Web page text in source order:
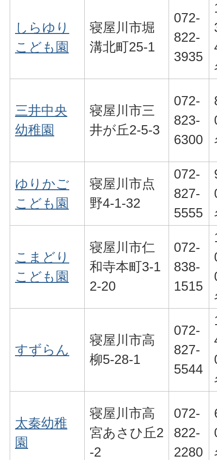
しらゆり
こども園
寝屋川市堀
溝北町25-1
072-
822-
3935
三井中央
幼稚園
寝屋川市三
井が丘2-5-3
072-
823-
6300
ゆりかご
こども園
寝屋川市点
野4-1-32
072-
827-
5555
こまどり
こども園
寝屋川市仁
和寺本町3-1
2-20
072-
838-
1515
すずらん
寝屋川市高
柳5-28-1
072-
827-
5544
太秦幼稚
園
寝屋川市高
宮あさひ丘2
-2
072-
822-
2280